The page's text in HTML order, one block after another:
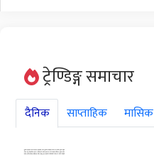
ट्रेण्डिङ्ग समाचार
दैनिक साप्ताहिक मासिक